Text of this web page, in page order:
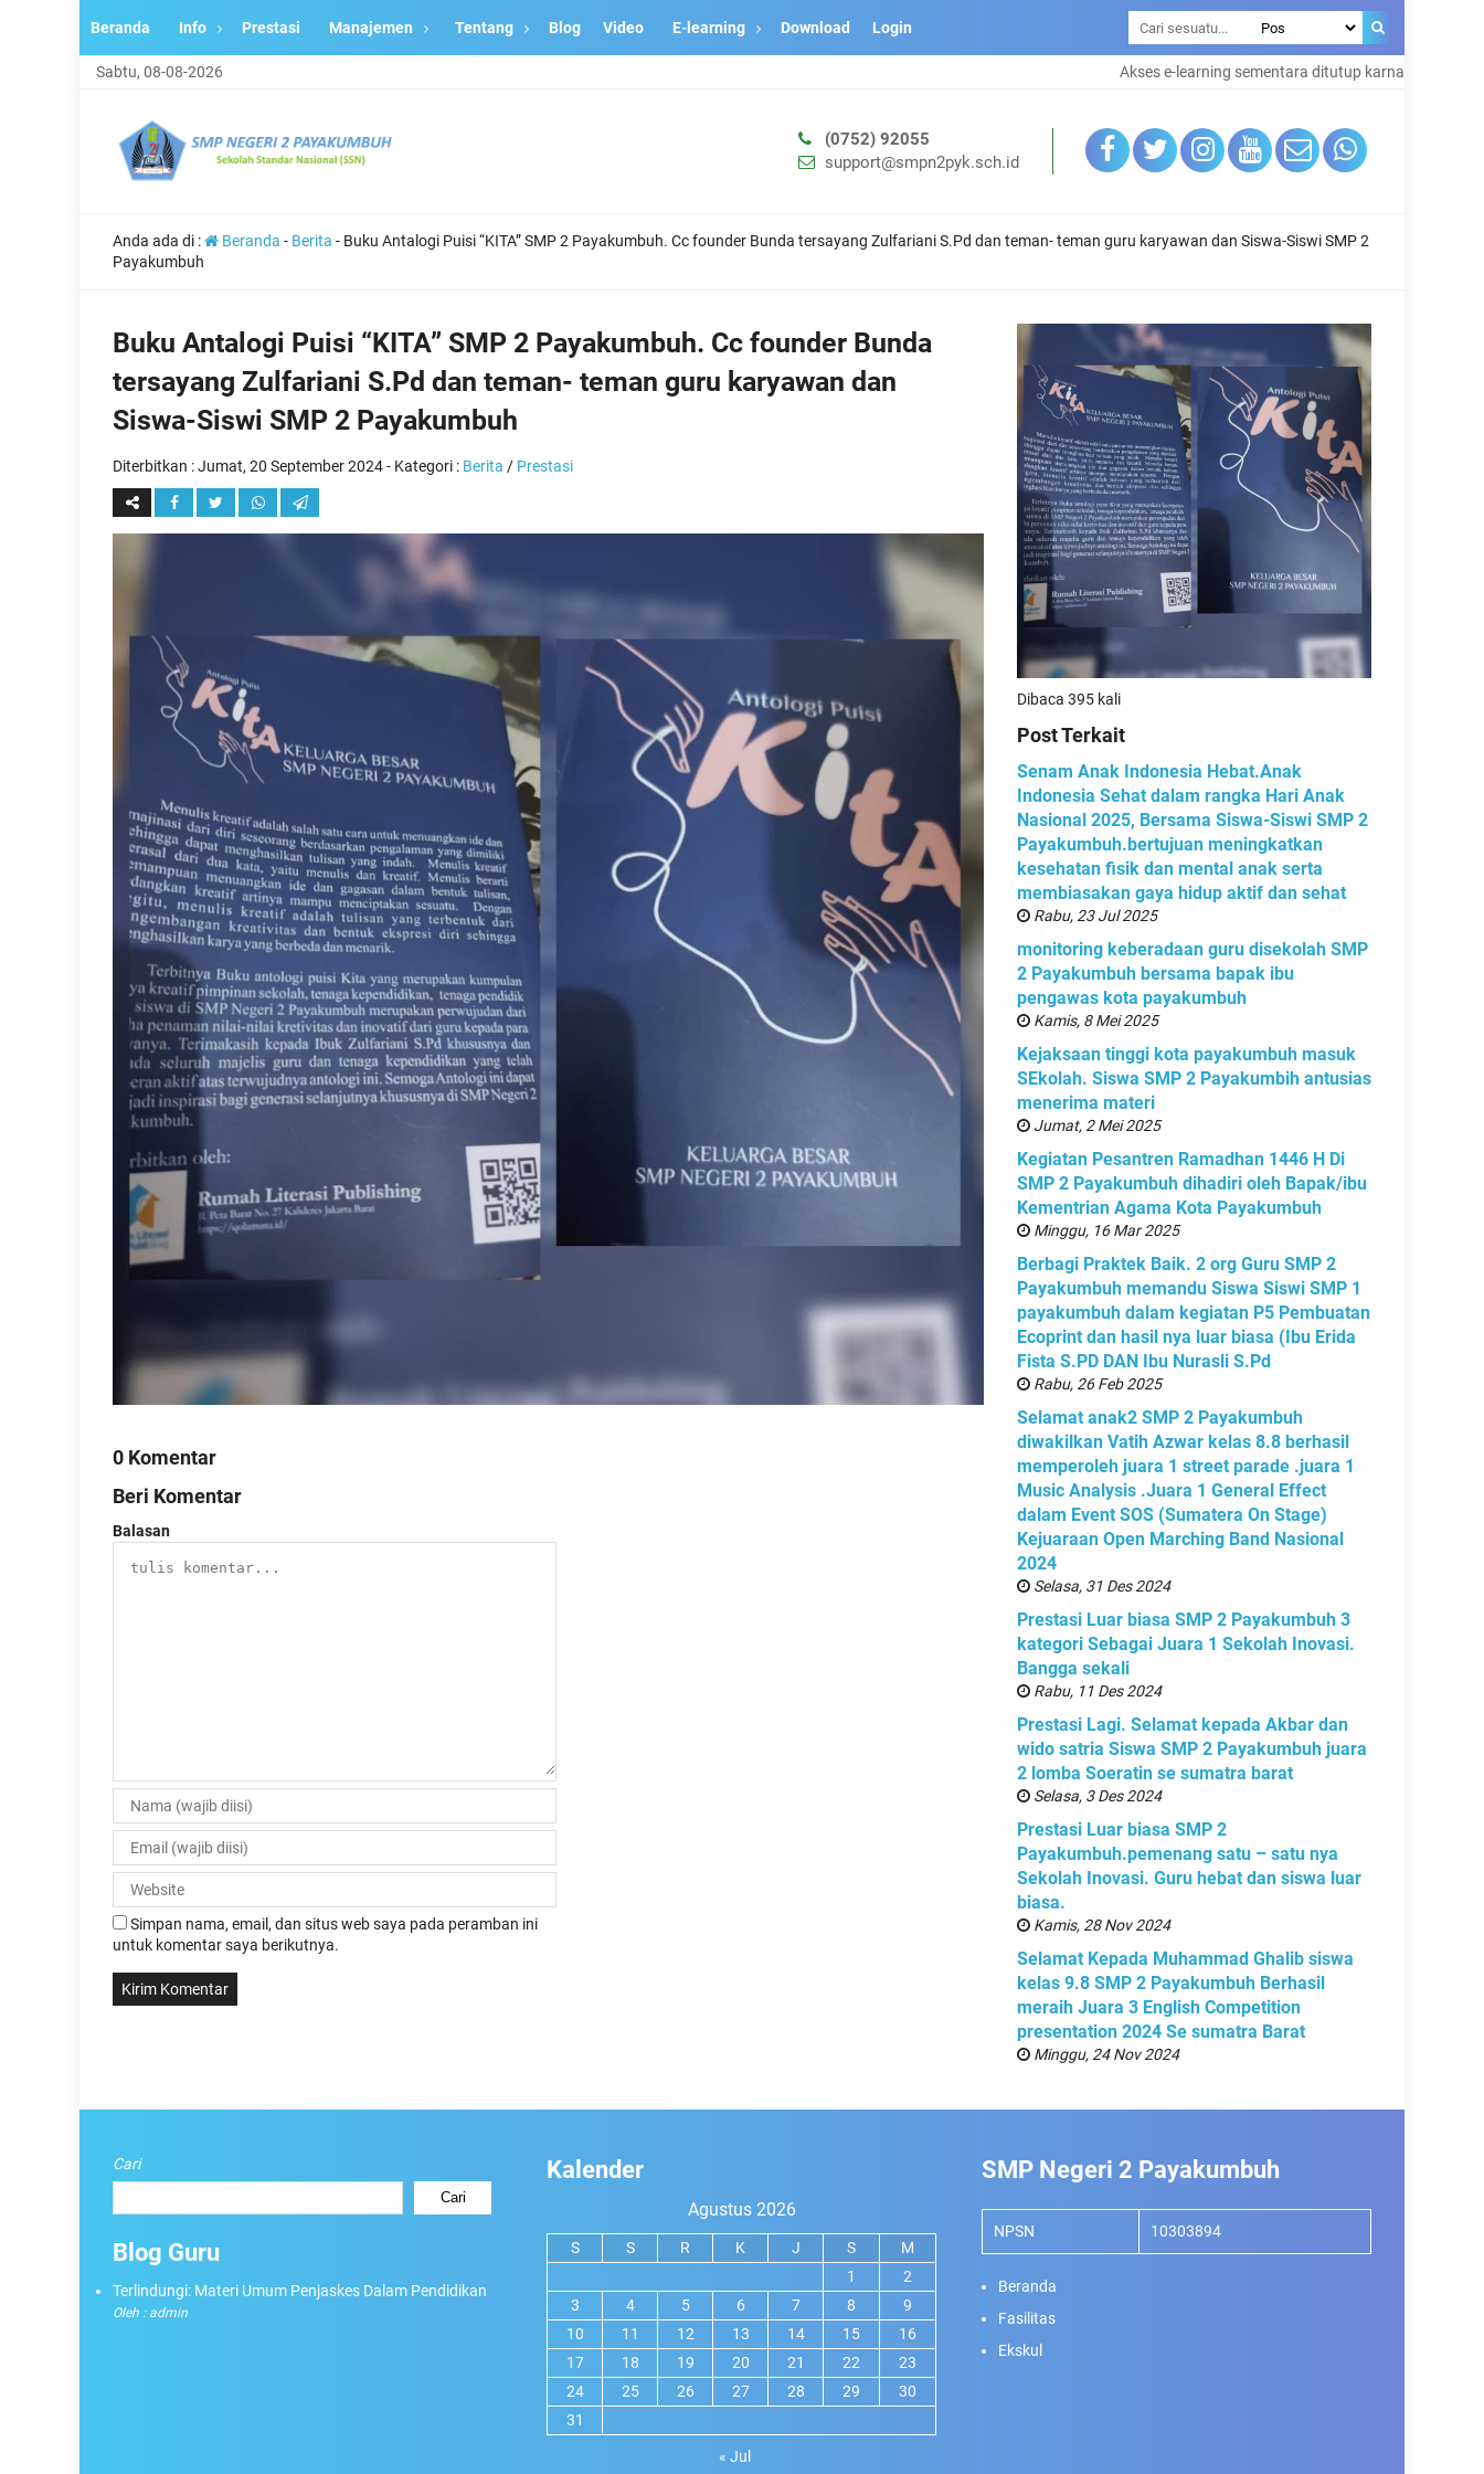
Beranda Info Prestasi Manajemen Tentang Blog Video E-learning Download Login
Sabtu, 08-08-2026 Akses e-learning sementara ditutup karna maintenance
(0752) 92055
support@smpn2pyk.sch.id
Anda ada di : Beranda - Berita - Buku Antalogi Puisi “KITA” SMP 2 Payakumbuh. Cc founder Bunda tersayang Zulfariani S.Pd dan teman- teman guru karyawan dan Siswa-Siswi SMP 2
Payakumbuh
Buku Antalogi Puisi “KITA” SMP 2 Payakumbuh. Cc founder Bunda
tersayang Zulfariani S.Pd dan teman- teman guru karyawan dan
Siswa-Siswi SMP 2 Payakumbuh
Diterbitkan :Jumat, 20 September 2024- Kategori : Berita / Prestasi
0 Komentar
Beri Komentar
Balasan
Simpan nama, email, dan situs web saya pada peramban ini
untuk komentar saya berikutnya.
Dibaca 395 kali
Post Terkait
Senam Anak Indonesia Hebat.Anak
Indonesia Sehat dalam rangka Hari Anak
Nasional 2025, Bersama Siswa-Siswi SMP 2
Payakumbuh.bertujuan meningkatkan
kesehatan fisik dan mental anak serta
membiasakan gaya hidup aktif dan sehat
Rabu, 23 Jul 2025
monitoring keberadaan guru disekolah SMP
2 Payakumbuh bersama bapak ibu
pengawas kota payakumbuh
Kamis, 8 Mei 2025
Kejaksaan tinggi kota payakumbuh masuk
SEkolah. Siswa SMP 2 Payakumbih antusias
menerima materi
Jumat, 2 Mei 2025
Kegiatan Pesantren Ramadhan 1446 H Di
SMP 2 Payakumbuh dihadiri oleh Bapak/ibu
Kementrian Agama Kota Payakumbuh
Minggu, 16 Mar 2025
Berbagi Praktek Baik. 2 org Guru SMP 2
Payakumbuh memandu Siswa Siswi SMP 1
payakumbuh dalam kegiatan P5 Pembuatan
Ecoprint dan hasil nya luar biasa (Ibu Erida
Fista S.PD DAN Ibu Nurasli S.Pd
Rabu, 26 Feb 2025
Selamat anak2 SMP 2 Payakumbuh
diwakilkan Vatih Azwar kelas 8.8 berhasil
memperoleh juara 1 street parade .juara 1
Music Analysis .Juara 1 General Effect
dalam Event SOS (Sumatera On Stage)
Kejuaraan Open Marching Band Nasional
2024
Selasa, 31 Des 2024
Prestasi Luar biasa SMP 2 Payakumbuh 3
kategori Sebagai Juara 1 Sekolah Inovasi.
Bangga sekali
Rabu, 11 Des 2024
Prestasi Lagi. Selamat kepada Akbar dan
wido satria Siswa SMP 2 Payakumbuh juara
2 lomba Soeratin se sumatra barat
Selasa, 3 Des 2024
Prestasi Luar biasa SMP 2
Payakumbuh.pemenang satu – satu nya
Sekolah Inovasi. Guru hebat dan siswa luar
biasa.
Kamis, 28 Nov 2024
Selamat Kepada Muhammad Ghalib siswa
kelas 9.8 SMP 2 Payakumbuh Berhasil
meraih Juara 3 English Competition
presentation 2024 Se sumatra Barat
Minggu, 24 Nov 2024
Cari
Cari
Blog Guru
Terlindungi: Materi Umum Penjaskes Dalam Pendidikan
Oleh : admin
Kalender
Agustus 2026
S S R K J S
M
1
2
3
4 5 6 7 8
9
10
11 12 13 14 15
16
17
18 19 20 21 22
23
24
25 26 27 28 29
30
31
« Jul
SMP Negeri 2 Payakumbuh
NPSN 10303894
Beranda
Fasilitas
Ekskul